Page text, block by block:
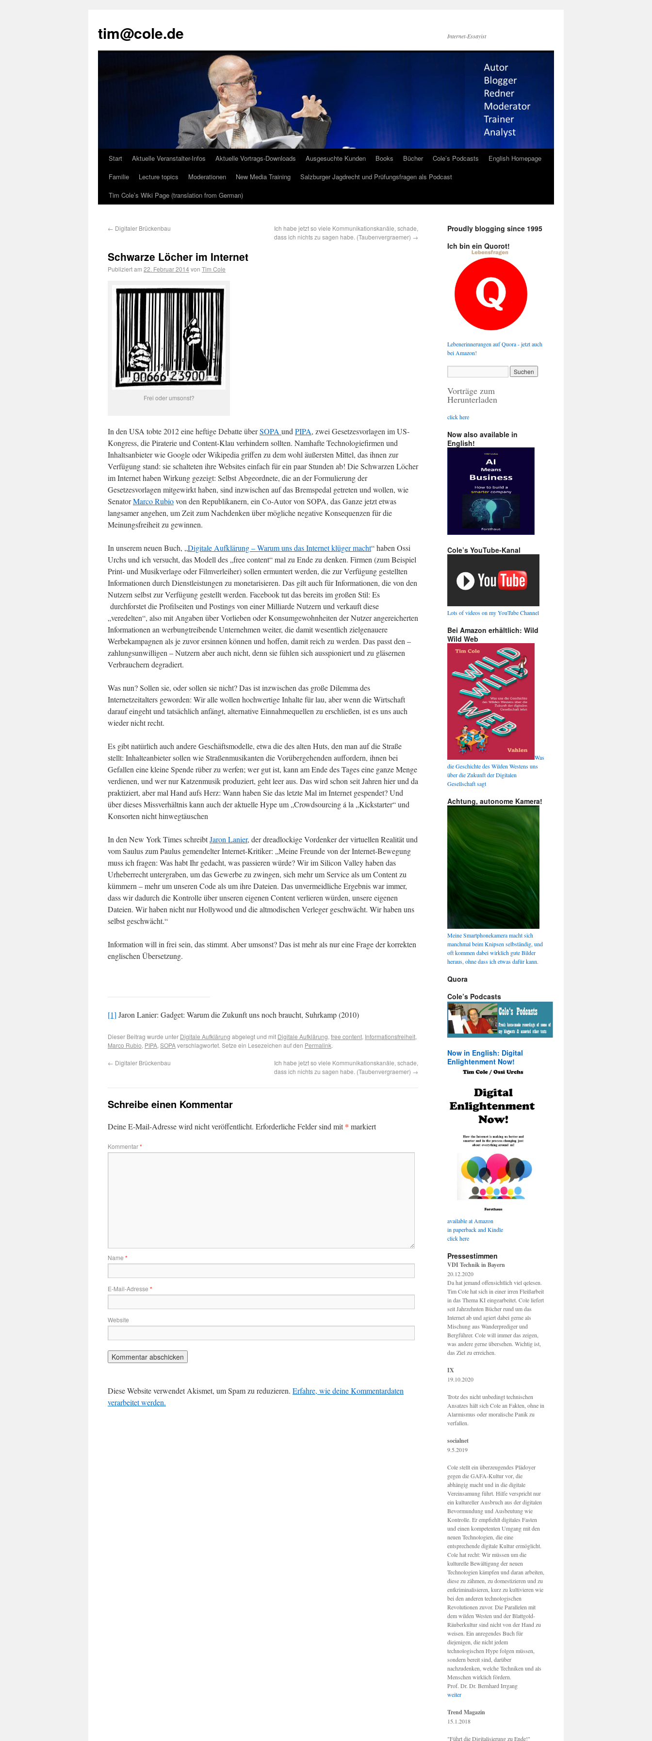
tim@cole.de Internet-Essayist
Start Aktuelle Veranstalter-Infos Aktuelle Vortrags-Downloads Ausgesuchte Kunden Books Bücher Cole’s Podcasts
English Homepage
Familie
Lecture topics Moderationen New Media Training
Salzburger Jagdrecht und Prüfungsfragen als Podcast
Tim Cole’s Wiki Page (translation from German)
← Digitaler Brückenbau
Ich habe jetzt so viele Kommunikationskanäle, schade,
dass ich nichts zu sagen habe. (Taubenvergraemer) →
Schwarze Löcher im Internet
Publiziert am 22. Februar 2014von Tim Cole
Frei oder umsonst?
In den USA tobte 2012 eine heftige Debatte überSOPA und PIPA, zwei Gesetzesvorlagen im US-
Kongress, die Piraterie und Content-Klau verhindern sollten. Namhafte Technologiefirmen und
Inhaltsanbieter wie Google oder Wikipedia griffen zu dem wohl äußersten Mittel, das ihnen zur
Verfügung stand: sie schalteten ihre Websites einfach für ein paar Stunden ab! Die Schwarzen Löcher
im Internet haben Wirkung gezeigt: Selbst Abgeordnete, die an der Formulierung der
Gesetzesvorlagen mitgewirkt haben, sind inzwischen auf das Bremspedal getreten und wollen, wie
SenatorMarco Rubiovon den Republikanern, ein Co-Autor von SOPA, das Ganze jetzt etwas
langsamer angehen, um Zeit zum Nachdenken über mögliche negative Konsequenzen für die
Meinungsfreiheit zu gewinnen.
In unserem neuen Buch, „Digitale Aufklärung – Warum uns das Internet klüger macht“ haben Ossi
Urchs und ich versucht, das Modell des „free content“ mal zu Ende zu denken. Firmen (zum Beispiel
Print- und Musikverlage oder Filmverleiher) sollen ermuntert werden, die zur Verfügung gestellten
Informationen durch Dienstleistungen zu monetarisieren. Das gilt auch für Informationen, die von den
Nutzern selbst zur Verfügung gestellt werden. Facebook tut das bereits im großen Stil: Es
durchforstet die Profilseiten und Postings von einer Milliarde Nutzern und verkauft diese
„veredelten“, also mit Angaben über Vorlieben oder Konsumgewohnheiten der Nutzer angereicherten
Informationen an werbungtreibende Unternehmen weiter, die damit wesentlich zielgenauere
Werbekampagnen als je zuvor ersinnen können und hoffen, damit reich zu werden. Das passt den –
zahlungsunwilligen – Nutzern aber auch nicht, denn sie fühlen sich ausspioniert und zu gläsernen
Verbrauchern degradiert.
Was nun? Sollen sie, oder sollen sie nicht? Das ist inzwischen das große Dilemma des
Internetzeitalters geworden: Wir alle wollen hochwertige Inhalte für lau, aber wenn die Wirtschaft
darauf eingeht und tatsächlich anfängt, alternative Einnahmequellen zu erschließen, ist es uns auch
wieder nicht recht.
Es gibt natürlich auch andere Geschäftsmodelle, etwa die des alten Huts, den man auf die Straße
stellt: Inhalteanbieter sollen wie Straßenmusikanten die Vorübergehenden auffordern, ihnen bei
Gefallen eine kleine Spende rüber zu werfen; wer gut ist, kann am Ende des Tages eine ganze Menge
verdienen, und wer nur Katzenmusik produziert, geht leer aus. Das wird schon seit Jahren hier und da
praktiziert, aber mal Hand aufs Herz: Wann haben Sie das letzte Mal im Internet gespendet? Und
über dieses Missverhältnis kann auch der aktuelle Hype um „Crowdsourcing á la „Kickstarter“ und
Konsorten nicht hinwegtäuschen
In den New York Times schreibtJaron Lanier, der dreadlockige Vordenker der virtuellen Realität und
vom Saulus zum Paulus gemendelter Internet-Kritiker: „Meine Freunde von der Internet-Bewegung
muss ich fragen: Was habt Ihr gedacht, was passieren würde? Wir im Silicon Valley haben das
Urheberrecht untergraben, um das Gewerbe zu zwingen, sich mehr um Service als um Content zu
kümmern – mehr um unseren Code als um ihre Dateien. Das unvermeidliche Ergebnis war immer,
dass wir dadurch die Kontrolle über unseren eigenen Content verlieren würden, unsere eigenen
Dateien. Wir haben nicht nur Hollywood und die altmodischen Verleger geschwächt. Wir haben uns
selbst geschwächt.“
Information will in frei sein, das stimmt. Aber umsonst? Das ist mehr als nur eine Frage der korrekten
englischen Übersetzung.
[1] Jaron Lanier: Gadget: Warum die Zukunft uns noch braucht, Suhrkamp (2010)
Dieser Beitrag wurde unter Digitale Aufklärung abgelegt und mit Digitale Aufklärung, free content, Informationsfreiheit,
Marco Rubio, PIPA, SOPAverschlagwortet. Setze ein Lesezeichen auf den Permalink.
← Digitaler Brückenbau
Ich habe jetzt so viele Kommunikationskanäle, schade,
dass ich nichts zu sagen habe. (Taubenvergraemer) →
Schreibe einen Kommentar
Deine E-Mail-Adresse wird nicht veröffentlicht. Erforderliche Felder sind mit* markiert
Kommentar*
Name *
E-Mail-Adresse *
Website
Diese Website verwendet Akismet, um Spam zu reduzieren. Erfahre, wie deine Kommentardaten
verarbeitet werden.
Proudly blogging since 1995
Ich bin ein Quorot!
Lebenerinnerungen auf Quora - jetzt auch
bei Amazon!
Vorträge zum
Herunterladen
click here
Now also available in
English!
Cole’s YouTube-Kanal
Lots of videos on my YouTube Channel
Bei Amazon erhältlich: Wild
Wild Web
Was
die Geschichte des Wilden Westens uns
über die Zukunft der Digitalen
Gesellschaft sagt
Achtung, autonome Kamera!
Meine Smartphonekamera macht sich
manchmal beim Knipsen selbständig, und
oft kommen dabei wirklich gute Bilder
heraus, ohne dass ich etwas dafür kann.
Quora
Cole’s Podcasts
Now in English: Digital
Enlightenment Now!
available at Amazon
in paperback and Kindle
click here
Pressestimmen
VDI Technik in Bayern
20.12.2020
Da hat jemand offensichtlich viel qelesen.
Tim Cole hat sich in einer irren Fleißarbeit
in das Thema KI eingearbeitet. Cole liefert
seit Jahrzehnten Bücher rund um das
Internet ab und agiert dabei gerne als
Mischung aus Wanderprediger und
Bergführer. Cole will immer das zeigen,
was andere gerne übersehen. Wichtig ist,
das Ziel zu erreichen.
IX
19.10.2020
Trotz des nicht unbedingt technischen
Ansatzes hält sich Cole an Fakten, ohne in
Alarmismus oder moralische Panik zu
verfallen.
socialnet
9.5.2019
Cole stellt ein überzeugendes Plädoyer
gegen die GAFA-Kultur vor, die
abhängig macht und in die digitale
Vereinsamung führt. Hilfe verspricht nur
ein kultureller Ausbruch aus der digitalen
Bevormundung und Ausbeutung wie
Kontrolle. Er empfiehlt digitales Fasten
und einen kompetenten Umgang mit den
neuen Technologien, die eine
entsprechende digitale Kultur ermöglicht.
Cole hat recht: Wir müssen um die
kulturelle Bewältigung der neuen
Technologien kämpfen und daran arbeiten,
diese zu zähmen, zu domestizieren und zu
entkriminalisieren, kurz zu kultivieren wie
bei den anderen technologischen
Revolutionen zuvor. Die Parallelen mit
dem wilden Westen und der Blattgold-
Räuberkultur sind nicht von der Hand zu
weisen. Ein anregendes Buch für
diejenigen, die nicht jedem
technologischen Hype folgen müssen,
sondern bereit sind, darüber
nachzudenken, welche Techniken und als
Menschen wirklich fördern.
Prof. Dr. Dr. Bernhard Irrgang
weiter
Trend Magazin
15.1.2018
"Führt die Digitalisierung zu Ende!"